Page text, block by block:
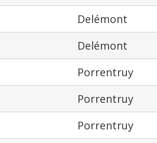
Delémont
Delémont
Porrentruy
Porrentruy
Porrentruy